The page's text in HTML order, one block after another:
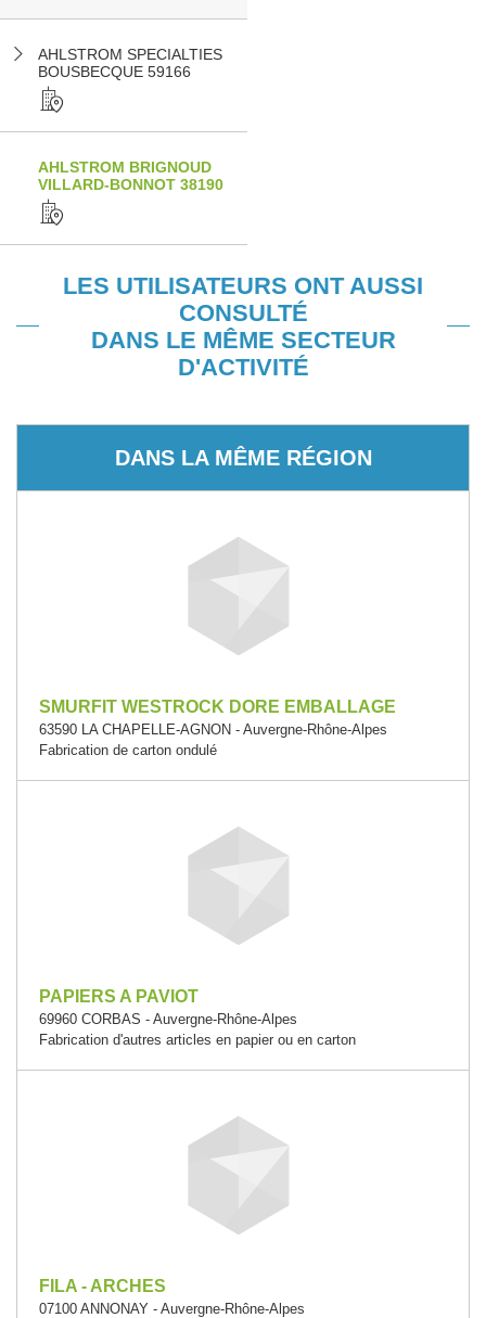
AHLSTROM SPECIALTIES
BOUSBECQUE 59166
AHLSTROM BRIGNOUD
VILLARD-BONNOT 38190
LES UTILISATEURS ONT AUSSI
CONSULTÉ
DANS LE MÊME SECTEUR
D'ACTIVITÉ
DANS LA MÊME RÉGION
SMURFIT WESTROCK DORE EMBALLAGE
63590 LA CHAPELLE-AGNON - Auvergne-Rhône-Alpes
Fabrication de carton ondulé
PAPIERS A PAVIOT
69960 CORBAS - Auvergne-Rhône-Alpes
Fabrication d'autres articles en papier ou en carton
FILA - ARCHES
07100 ANNONAY - Auvergne-Rhône-Alpes